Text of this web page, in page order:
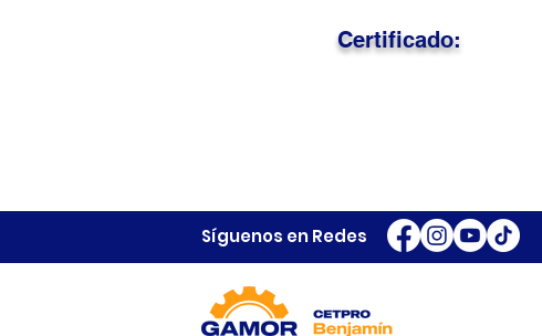
Certificado:
Síguenos en Redes